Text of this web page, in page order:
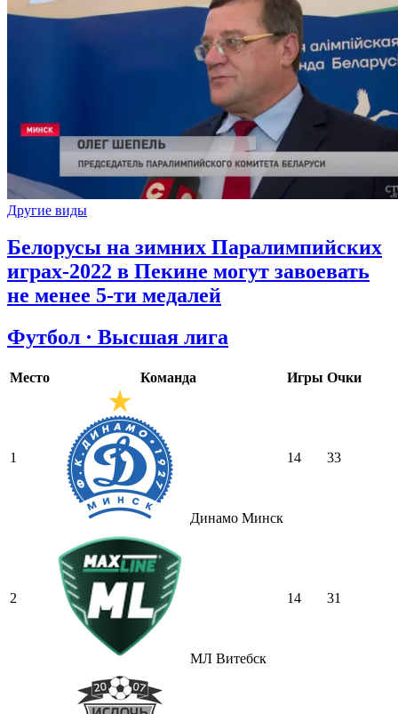
Другие виды
Белорусы на зимних Паралимпийских
играх-2022 в Пекине могут завоевать
не менее 5-ти медалей
Футбол · Высшая лига
Место Команда Игры Очки
1
Динамо Минск
14 33
2
МЛ Витебск
14 31